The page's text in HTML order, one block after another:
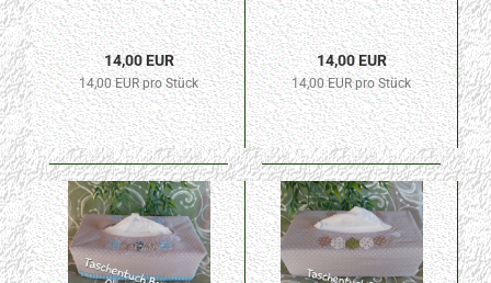
14,00 EUR
14,00 EUR pro Stück
14,00 EUR
14,00 EUR pro Stück